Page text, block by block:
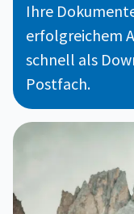
Ihre
erfolgreichem
schnell als
Postfach.